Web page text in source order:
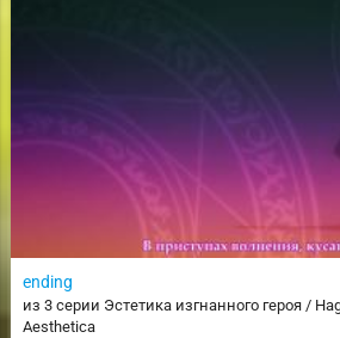
ending
из 3 серии Эстетика изгнанного героя /
Aesthetica